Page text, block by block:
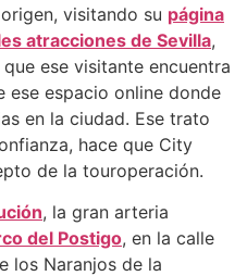
visitando su página
atracciones de Sevilla,
ese visitante encuentra
ese espacio online donde
en la ciudad. Ese trato
hace que City
de la touroperación.
, la gran arteria
del Postigo, en la calle
los Naranjos de la